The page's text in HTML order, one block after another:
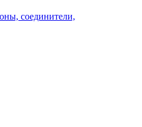
соединители,